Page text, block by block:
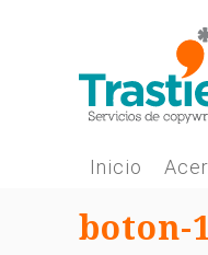
Inicio
boton-1